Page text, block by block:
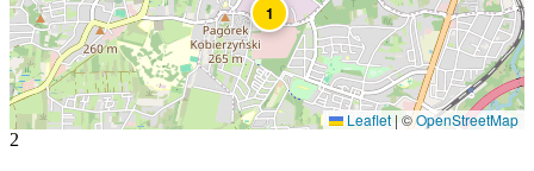
1
Leaflet | ©OpenStreetMap
2